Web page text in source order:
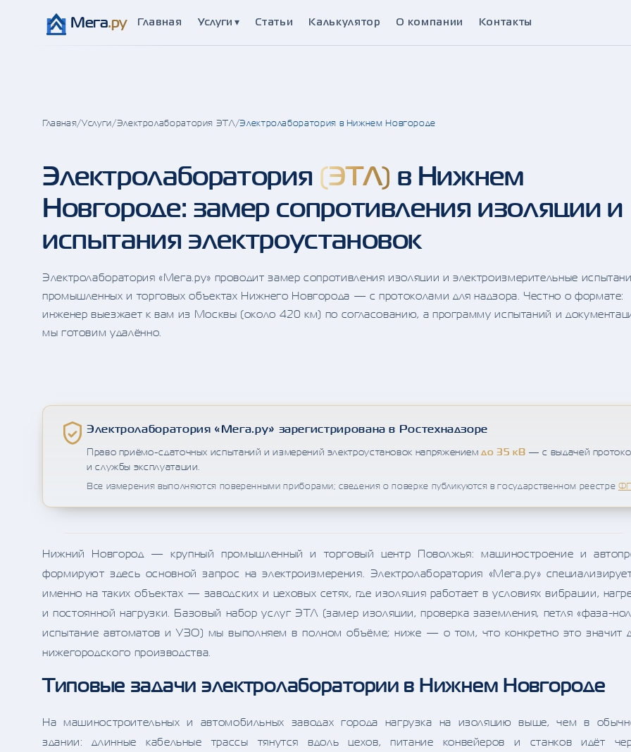
Мега.ру Главная Услуги ▾ Статьи Калькулятор О компании Контакты
Главная/Услуги/Электролаборатория ЭТЛ/Электролаборатория в Нижнем Новгороде
Электролаборатория (ЭТЛ) в Нижнем
Новгороде: замер сопротивления изоляции и
испытания электроустановок
Электролаборатория «Мега.ру» проводит замер сопротивления изоляции и электроизмерительные
промышленных и торговых объектах Нижнего Новгорода — с протоколами для надзора. Честно о формате:
инженер выезжает к вам из Москвы (около 420 км) по согласованию, а программу испытаний и
мы готовим удалённо.
Электролаборатория «Мега.ру» зарегистрирована в Ростехнадзоре
Право приёмо-сдаточных испытаний и измерений электроустановок напряжениемдо 35 кВ — с выдачей
и службы эксплуатации.
Все измерения выполняются поверенными приборами; сведения о поверке публикуются в государственном реестре
Нижний Новгород — крупный промышленный и торговый центр Поволжья: машиностроение и
формируют здесь основной запрос на электроизмерения. Электролаборатория «Мега.ру»
именно на таких объектах — заводских и цеховых сетях, где изоляция работает в условиях вибрации,
и постоянной нагрузки. Базовый набор услуг ЭТЛ (замер изоляции, проверка заземления, петля «фаза-
испытание автоматов и УЗО) мы выполняем в полном объёме; ниже — о том, что конкретно это значит
нижегородского производства.
Типовые задачи электролаборатории в Нижнем Новгороде
На машиностроительных и автомобильных заводах города нагрузка на изоляцию выше, чем в
здании: длинные кабельные трассы тянутся вдоль цехов, питание конвейеров и станков идёт